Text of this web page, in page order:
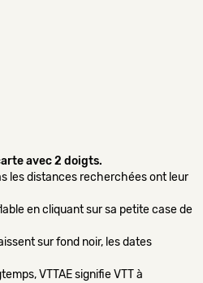
avec 2 doigts.
les distances recherchées ont leur
en cliquant sur sa petite case de
sur fond noir, les dates
VTTAE signifie VTT à